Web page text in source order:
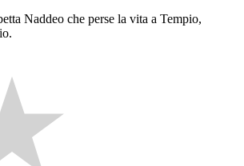
Naddeo che perse la vita a Tempio,